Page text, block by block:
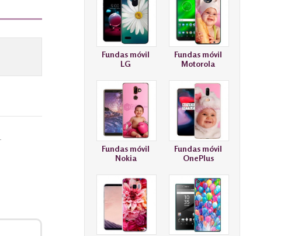
Fundas móvil
LG
Fundas móvil
Motorola
Fundas móvil
Nokia
Fundas móvil
OnePlus